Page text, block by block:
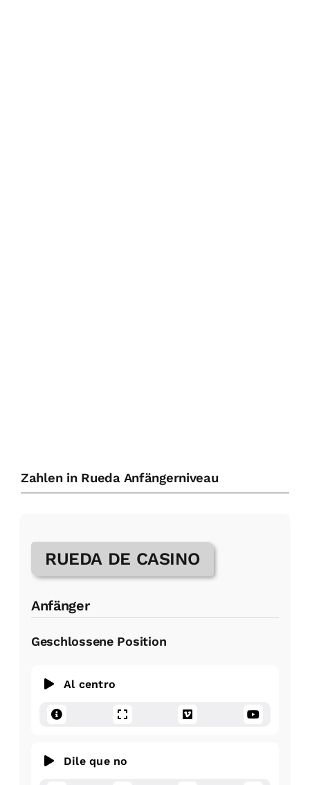
Zahlen in Rueda Anfängerniveau
RUEDA DE CASINO
Anfänger
Geschlossene Position
Al centro
Dile que no